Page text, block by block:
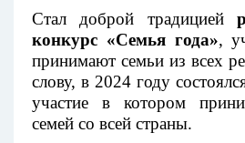
Стал доброй традицией
конкурс «Семья года»,
принимают семьи из всех
слову, в 2024 году
участие в котором
семей со всей страны.